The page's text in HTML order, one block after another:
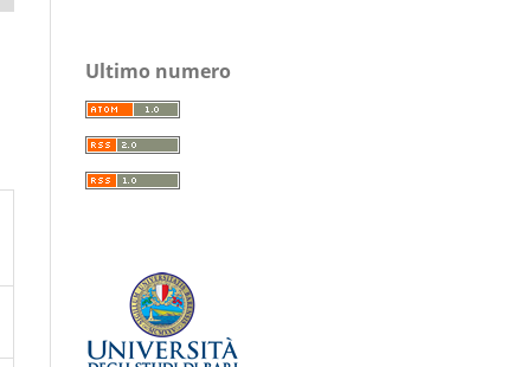
Ultimo numero